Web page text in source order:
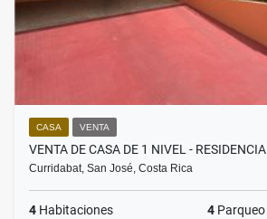
CASA VENTA
VENTA DE CASA DE 1 NIVEL -
Curridabat, San José, Costa Rica
4 Habitaciones 4 Parqueo